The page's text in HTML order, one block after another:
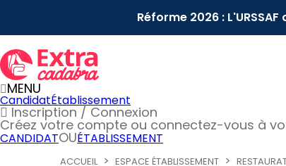
Réforme 2026 :
MENU
CandidatÉtablissement
Inscription / Connexion
Créez votre compte ou connectez-vous à
CANDIDATOUÉTABLISSEMENT
ACCUEIL ESPACE ÉTABLISSEMENT